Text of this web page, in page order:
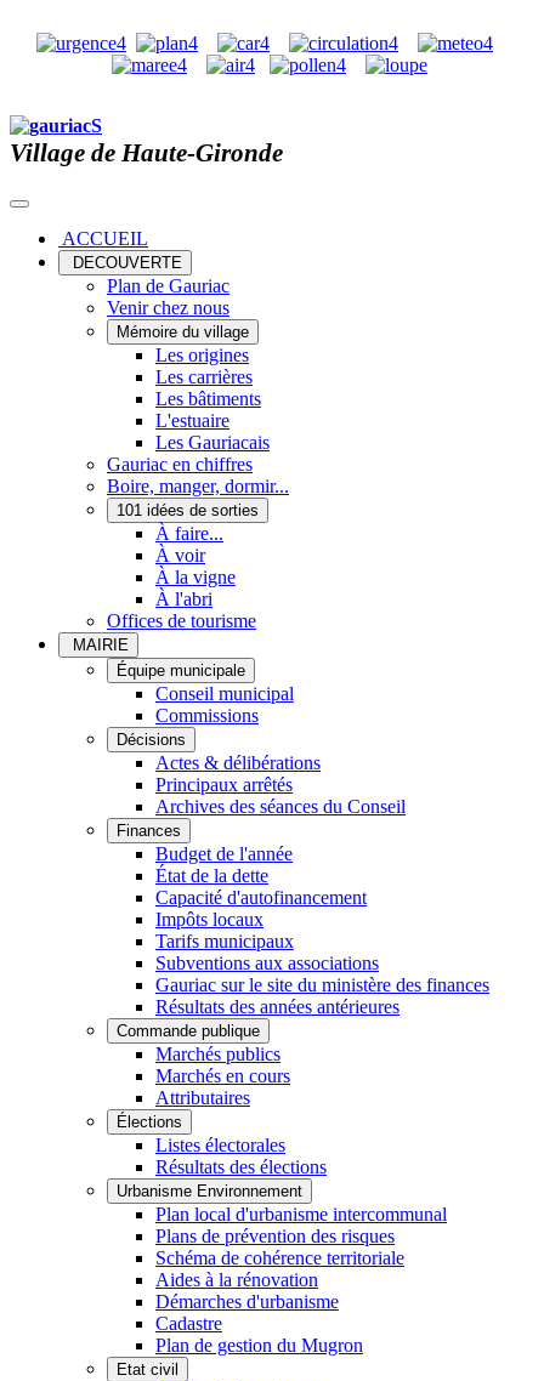
Village de Haute-Gironde
ACCUEIL
DECOUVERTE
Plan de Gauriac
Venir chez nous
Mémoire du village
Les origines
Les carrières
Les bâtiments
L'estuaire
Les Gauriacais
Gauriac en chiffres
Boire, manger, dormir...
101 idées de sorties
À faire...
À voir
À la vigne
À l'abri
Offices de tourisme
MAIRIE
Équipe municipale
Conseil municipal
Commissions
Décisions
Actes & délibérations
Principaux arrêtés
Archives des séances du Conseil
Finances
Budget de l'année
État de la dette
Capacité d'autofinancement
Impôts locaux
Tarifs municipaux
Subventions aux associations
Gauriac sur le site du ministère des finances
Résultats des années antérieures
Commande publique
Marchés publics
Marchés en cours
Attributaires
Élections
Listes électorales
Résultats des élections
Urbanisme Environnement
Plan local d'urbanisme intercommunal
Plans de prévention des risques
Schéma de cohérence territoriale
Aides à la rénovation
Démarches d'urbanisme
Cadastre
Plan de gestion du Mugron
Etat civil